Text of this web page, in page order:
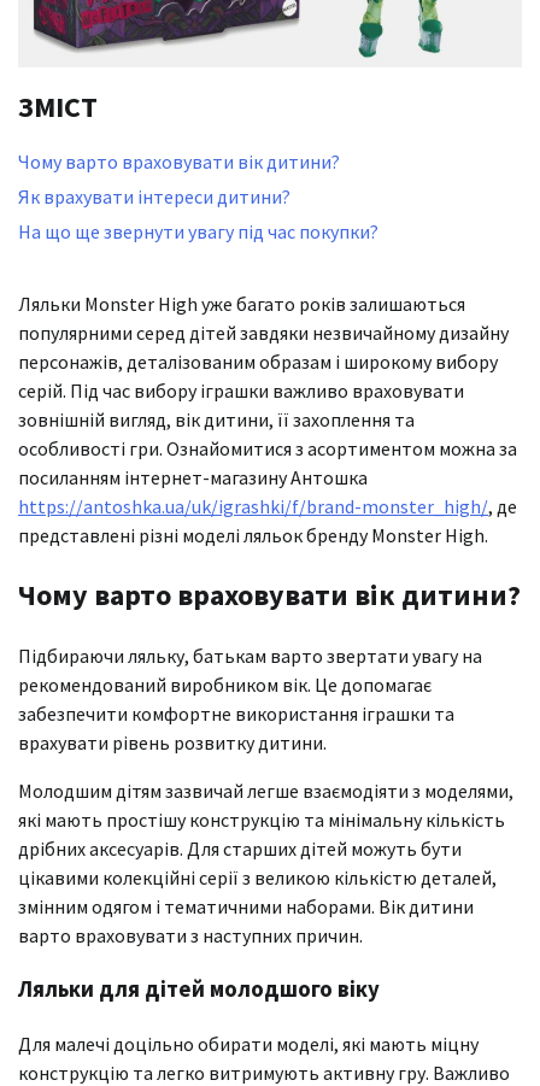
ЗМІСТ
Чому варто враховувати вік дитини?
Як врахувати інтереси дитини?
На що ще звернути увагу під час покупки?
Ляльки Monster High уже багато років залишаються
популярними серед дітей завдяки незвичайному дизайну
персонажів, деталізованим образам і широкому вибору
серій. Під час вибору іграшки важливо враховувати
зовнішній вигляд, вік дитини, її захоплення та
особливості гри. Ознайомитися з асортиментом можна за
посиланням інтернет-магазину Антошка
https://antoshka.ua/uk/igrashki/f/brand-monster_high/, де
представлені різні моделі ляльок бренду Monster High.
Чому варто враховувати вік дитини?
Підбираючи ляльку, батькам варто звертати увагу на
рекомендований виробником вік. Це допомагає
забезпечити комфортне використання іграшки та
врахувати рівень розвитку дитини.
Молодшим дітям зазвичай легше взаємодіяти з моделями,
які мають простішу конструкцію та мінімальну кількість
дрібних аксесуарів. Для старших дітей можуть бути
цікавими колекційні серії з великою кількістю деталей,
змінним одягом і тематичними наборами. Вік дитини
варто враховувати з наступних причин.
Ляльки для дітей молодшого віку
Для малечі доцільно обирати моделі, які мають міцну
конструкцію та легко витримують активну гру. Важливо